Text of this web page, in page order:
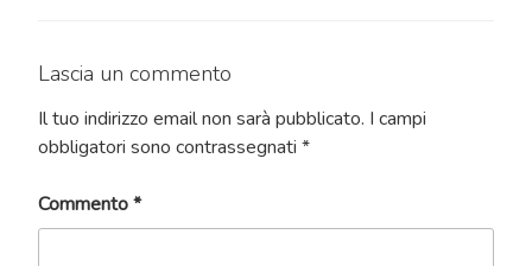
Lascia un commento
Il tuo indirizzo email non sarà pubblicato. I campi
obbligatori sono contrassegnati *
Commento*